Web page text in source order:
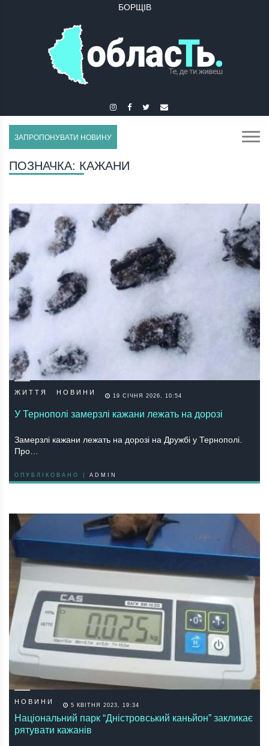
БУЧАЧ
БОРЩІВ
ЗАПРОПОНУВАТИ НОВИНУ
ПОЗНАЧКА: КАЖАНИ
ЖИТТЯ НОВИНИ 19 СІЧНЯ 2026, 10:54
У Тернополі замерзлі кажани лежать на дорозі
Замерзлі кажани лежать на дорозі на Дружбі у Тернополі.
Про…
ОПУБЛІКОВАНО | ADMIN
НОВИНИ 5 КВІТНЯ 2023, 19:34
Національний парк “Дністровський каньйон” закликає
рятувати кажанів